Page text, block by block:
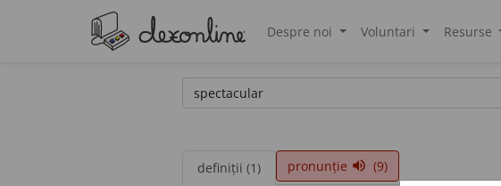
Despre noi Voluntari Resurse
definiții (1) pronunție volume_up (9)